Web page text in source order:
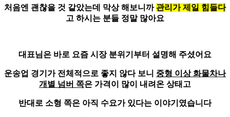
처음엔 괜찮을 것 같았는데 막상 해보니까 관리가 제일 힘들다
고 하시는 분들 정말 많아요
대표님은 바로 요즘 시장 분위기부터 설명해 주셨어요
운송업 경기가 전체적으로 좋지 않다 보니 중형 이상 화물차나
개별 넘버 쪽은 가격이 많이 내려온 상태고
반대로 소형 쪽은 아직 수요가 있다는 이야기였습니다